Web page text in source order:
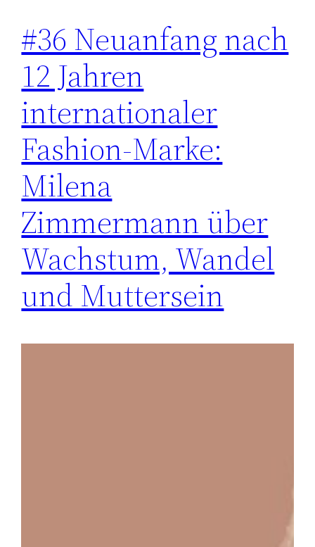
#36 Neuanfang nach
12 Jahren
internationaler
Fashion-Marke:
Milena
Zimmermann über
Wachstum, Wandel
und Muttersein